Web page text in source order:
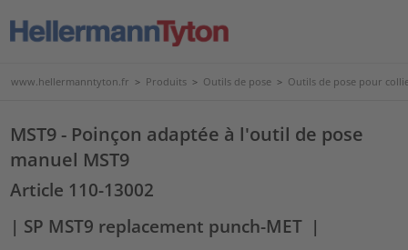
www.hellermanntyton.fr > Produits > Outils de pose > Outils de pose pour
MST9 - Poinçon adaptée à l'outil de pose
manuel MST9
Article 110-13002
| SP MST9 replacement punch-MET |